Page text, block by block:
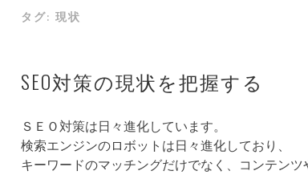
タグ: 現状
SEO対策の現状を把握する
ＳＥＯ対策は日々進化しています。
検索エンジンのロボットは日々進化しており、
キーワードのマッチングだけでなく、コンテンツ